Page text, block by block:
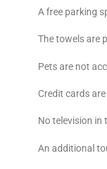
A free parking
The towels are
Pets are not
Credit cards
No television in
An additional